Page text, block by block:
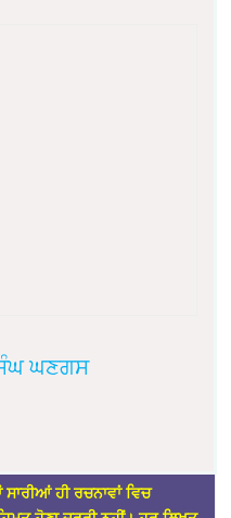
ਘਣਗਸ
ਸਾਰੀਆਂ ਹੀ ਰਚਨਾਵਾਂ ਵਿਚ